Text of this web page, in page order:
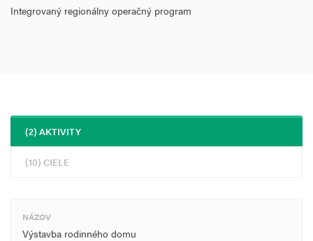
Integrovaný regionálny operačný program
(2) AKTIVITY
(10) CIELE
NÁZOV
Výstavba rodinného domu